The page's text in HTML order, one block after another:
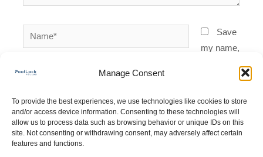
Manage Consent
To provide the best experiences, we use technologies like cookies to store
and/or access device information. Consenting to these technologies will
allow us to process data such as browsing behavior or unique IDs on this
site. Not consenting or withdrawing consent, may adversely affect certain
features and functions.
Name*
Email*
Website
Save
my name,
this
browser